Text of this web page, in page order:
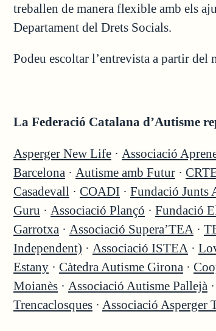
treballen de manera flexible amb els
Departament del Drets Socials.
Podeu escoltar l’entrevista a partir del
La Federació Catalana d’Autisme
Asperger New Life · Associació
Barcelona · Autisme amb Futur ·
Casadevall · COADI · Fundació Junts
Guru · Associació Plançó · Fundació
Garrotxa · Associació Supera’TEA ·
Independent) · Associació ISTEA ·
Estany · Càtedra Autisme Girona ·
Moianès · Associació Autisme Pallejà ·
Trencaclosques · Associació Asperger